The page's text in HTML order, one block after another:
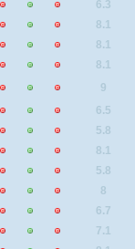
6.3
8.1
8.1
8.1
9
6.5
5.8
8.1
5.8
8
6.7
7.1